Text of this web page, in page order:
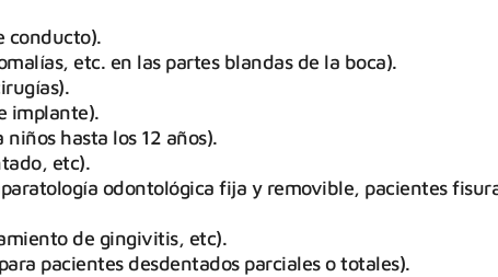
conducto).
etc. en las partes blandas de la boca).
implante).
hasta los 12 años).
etc).
odontológica fija y removible, pacientes
de gingivitis, etc).
pacientes desdentados parciales o totales).